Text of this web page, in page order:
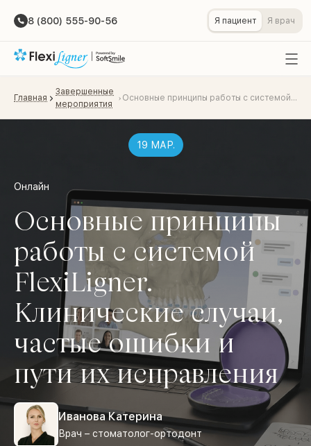
8 (800) 555-90-56 Я пациент Я врач
Главная
Завершенные
мероприятия
Основные принципы работы с системой FlexiLigner. Клинические случаи, частые ошибки и пути их исправления
19 МАР.
Онлайн
Основные принципы
работы с системой
FlexiLigner.
Клинические случаи,
частые ошибки и
пути их исправления
Иванова Катерина
Врач – стоматолог-ортодонт